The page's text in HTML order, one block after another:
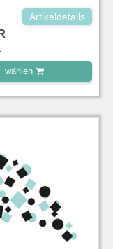
Artikeldetails
wählen